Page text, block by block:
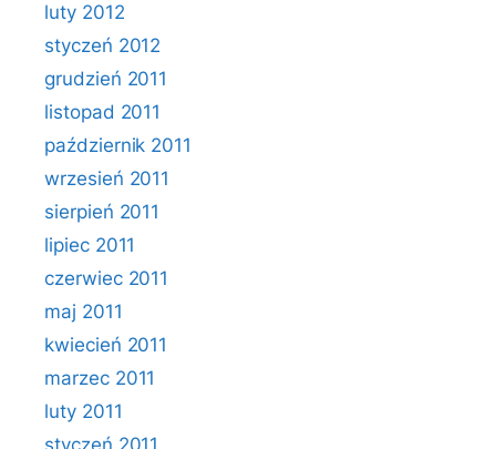
luty 2012
styczeń 2012
grudzień 2011
listopad 2011
październik 2011
wrzesień 2011
sierpień 2011
lipiec 2011
czerwiec 2011
maj 2011
kwiecień 2011
marzec 2011
luty 2011
styczeń 2011